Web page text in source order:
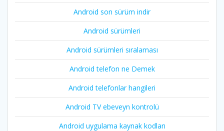
Android son sürüm indir
Android sürümleri
Android sürümleri sıralaması
Android telefon ne Demek
Android telefonlar hangileri
Android TV ebeveyn kontrolü
Android uygulama kaynak kodları